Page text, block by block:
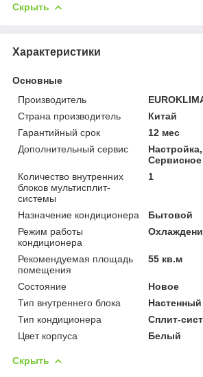
Скрыть
Характеристики
Основные
Производитель
Страна производитель
Китай
Гарантийный срок
12 мес
Дополнительный сервис
Количество внутренних
блоков мультисплит-
системы
1
Назначение кондиционера
Бытовой
Режим работы
кондиционера
Рекомендуемая площадь
помещения
55 кв.м
Состояние
Новое
Тип внутреннего блока
Настенный
Тип кондиционера
Сплит-
Цвет корпуса
Белый
Скрыть